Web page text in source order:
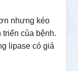
nhưng kéo
của bệnh.
lipase có giá